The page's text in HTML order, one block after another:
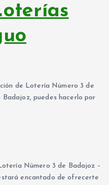
de Lotería Número 3 de
puedes hacerlo por
Número 3 de Badajoz –
encantado de ofrecerte